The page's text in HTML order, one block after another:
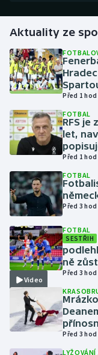
Dostihy
Florbal
Futsal
Gymnastika
Jezdectví
Krasobruslení
Lezení
Lyže a snowboard
Moderní pětiboj
Aktuality ze
Před 1 hod
FOTBAL
RFS je
let,
Před 1 hod
FOTBAL
Před 3 hod
Video
FOTBAL
SESTŘIH
ně
Před 3 hod
Před 3 hod